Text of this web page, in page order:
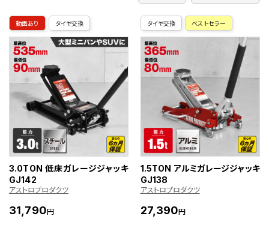
動画あり タイヤ交換
3.0TON 低床ガレージジャッキ
GJ142
アストロプロダクツ
31,790円
タイヤ交換 ベストセラー
1.5TON アルミガレージジャッキ
GJ138
アストロプロダクツ
27,390円